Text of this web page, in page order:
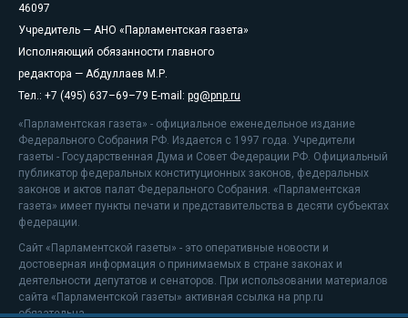
46097
Учредитель — АНО «Парламентская газета»
Исполняющий обязанности главного
редактора — Абдуллаев М.Р.
Тел.: +7 (495) 637–69–79 E-mail: pg@pnp.ru
«Парламентская газета» - официальное еженедельное издание
Федерального Собрания РФ. Издается с 1997 года. Учредители
газеты - Государственная Дума и Совет Федерации РФ. Официальный
публикатор федеральных конституционных законов, федеральных
законов и актов палат Федерального Собрания. «Парламентская
газета» имеет пункты печати и представительства в десяти субъектах
федерации.
Сайт «Парламентской газеты» - это оперативные новости и
достоверная информация о принимаемых в стране законах и
деятельности депутатов и сенаторов. При использовании материалов
сайта «Парламентской газеты» активная ссылка на pnp.ru
обязательна.